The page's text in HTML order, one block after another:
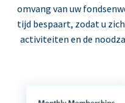
omvang van uw
tijd bespaart, zodat u
activiteiten en de